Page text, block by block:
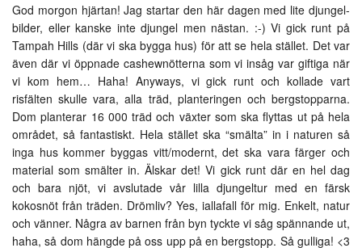
God morgon hjärtan! Jag startar den här dagen med lite djungel-
bilder, eller kanske inte djungel men nästan. :-) Vi gick runt på
Tampah Hills (där vi ska bygga hus) för att se hela stället. Det var
även där vi öppnade cashewnötterna som vi insåg var giftiga när
vi kom hem… Haha! Anyways, vi gick runt och kollade vart
risfälten skulle vara, alla träd, planteringen och bergstopparna.
Dom planterar 16 000 träd och växter som ska flyttas ut på hela
området, så fantastiskt. Hela stället ska “smälta” in i naturen så
inga hus kommer byggas vitt/modernt, det ska vara färger och
material som smälter in. Älskar det! Vi gick runt där en hel dag
och bara njöt, vi avslutade vår lilla djungeltur med en färsk
kokosnöt från träden. Drömliv? Yes, iallafall för mig. Enkelt, natur
och vänner. Några av barnen från byn tyckte vi såg spännande ut,
haha, så dom hängde på oss upp på en bergstopp. Så gulliga! <3